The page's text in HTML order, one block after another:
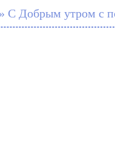
С Добрым утром с